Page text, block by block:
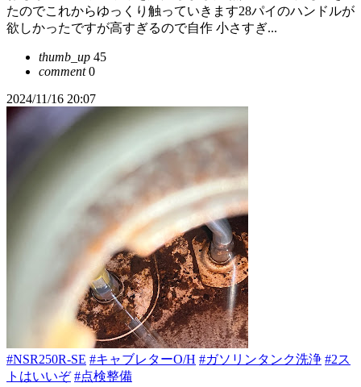
たのでこれからゆっくり触っていきます28パイのハンドルが
欲しかったですが高すぎるので自作 小さすぎ...
thumb_up 45
comment0
2024/11/16 20:07
#NSR250R-SE #キャブレターO/H #ガソリンタンク洗浄 #2ス
トはいいぞ #点検整備